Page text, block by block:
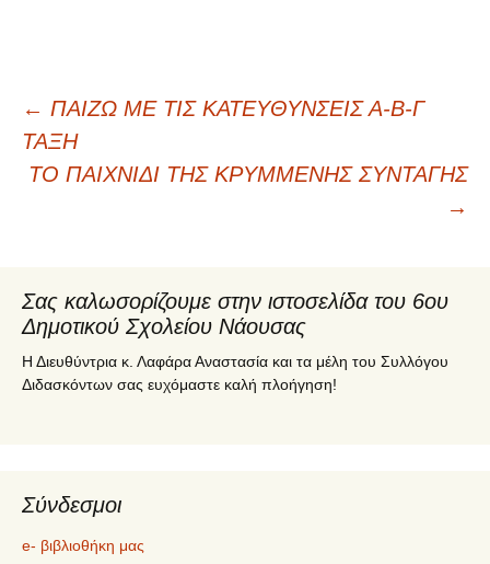
Πλοήγηση
← ΠΑΙΖΩ ΜΕ ΤΙΣ ΚΑΤΕΥΘΥΝΣΕΙΣ Α-Β-Γ
ΤΑΞΗ
ΤΟ ΠΑΙΧΝΙΔΙ ΤΗΣ ΚΡΥΜΜΕΝΗΣ ΣΥΝΤΑΓΗΣ
→
Σας καλωσορίζουμε στην ιστοσελίδα του 6ου
Δημοτικού Σχολείου Νάουσας
Η Διευθύντρια κ. Λαφάρα Αναστασία και τα μέλη του Συλλόγου
Διδασκόντων σας ευχόμαστε καλή πλοήγηση!
Σύνδεσμοι
e- βιβλιοθήκη μας